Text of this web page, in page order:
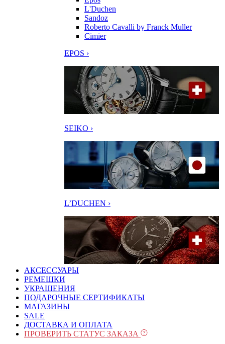
L'Duchen
Sandoz
Roberto Cavalli by Franck Muller
Cimier
EPOS ›
SEIKO ›
L’DUCHEN ›
АКСЕССУАРЫ
РЕМЕШКИ
УКРАШЕНИЯ
ПОДАРОЧНЫЕ СЕРТИФИКАТЫ
МАГАЗИНЫ
SALE
ДОСТАВКА И ОПЛАТА
ПРОВЕРИТЬ СТАТУС ЗАКАЗА